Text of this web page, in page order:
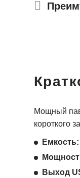
Мощный
короткого
Выход